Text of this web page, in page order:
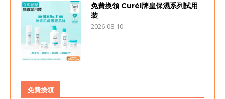
免費換領 Curél牌皇保濕系列試用
裝
2026-08-10
免費換領